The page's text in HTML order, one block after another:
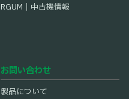
RGUM｜中古機情報
お問い合わせ
製品について